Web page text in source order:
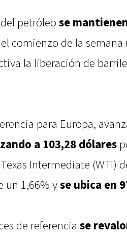
petróleo se
comienzo de la
la liberación de
para Europa,
a 103,28 dólares
Intermediate (WTI)
un 1,66% yse ubica en
de referencia se